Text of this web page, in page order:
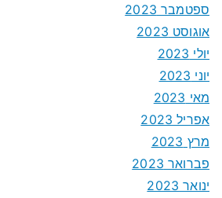
ספטמבר 2023
אוגוסט 2023
יולי 2023
יוני 2023
מאי 2023
אפריל 2023
מרץ 2023
פברואר 2023
ינואר 2023